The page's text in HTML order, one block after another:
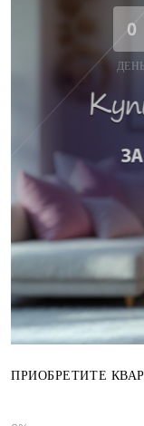
0
ПРИОБРЕТИТЕ